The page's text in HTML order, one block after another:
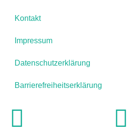
Kontakt
Impressum
Datenschutzerklärung
Barrierefreiheitserklärung